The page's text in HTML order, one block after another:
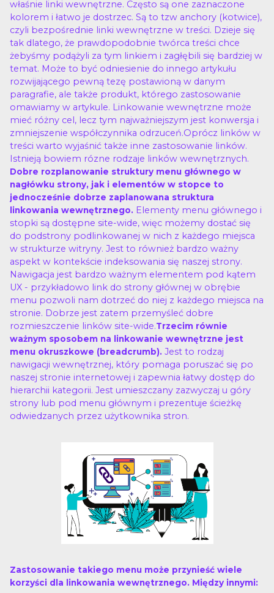
właśnie linki wewnętrzne. Często są one zaznaczone
kolorem i łatwo je dostrzec. Są to tzw anchory (kotwice),
czyli bezpośrednie linki wewnętrzne w treści. Dzieje się
tak dlatego, że prawdopodobnie twórca treści chce
żebyśmy podążyli za tym linkiem i zagłębili się bardziej w
temat. Może to być odniesienie do innego artykułu
rozwijającego pewną tezę postawioną w danym
paragrafie, ale także produkt, którego zastosowanie
omawiamy w artykule. Linkowanie wewnętrzne może
mieć różny cel, lecz tym najważniejszym jest konwersja i
zmniejszenie współczynnika odrzuceń.Oprócz linków w
treści warto wyjaśnić także inne zastosowanie linków.
Istnieją bowiem rózne rodzaje linków wewnętrznych.
Dobre rozplanowanie struktury menu głównego w
nagłówku strony, jak i elementów w stopce to
jednocześnie dobrze zaplanowana struktura
linkowania wewnętrznego. Elementy menu głównego i
stopki są dostępne site-wide, więc możemy dostać się
do podstrony podlinkowanej w nich z każdego miejsca
w strukturze witryny. Jest to również bardzo ważny
aspekt w kontekście indeksowania się naszej strony.
Nawigacja jest bardzo ważnym elementem pod kątem
UX - przykładowo link do strony głównej w obrębie
menu pozwoli nam dotrzeć do niej z każdego miejsca na
stronie. Dobrze jest zatem przemyśleć dobre
rozmieszczenie linków site-wide.Trzecim równie
ważnym sposobem na linkowanie wewnętrzne jest
menu okruszkowe (breadcrumb). Jest to rodzaj
nawigacji wewnętrznej, który pomaga poruszać się po
naszej stronie internetowej i zapewnia łatwy dostęp do
hierarchii kategorii. Jest umieszczany zazwyczaj u góry
strony lub pod menu głównym i prezentuje ścieżkę
odwiedzanych przez użytkownika stron.
Zastosowanie takiego menu może przynieść wiele
korzyści dla linkowania wewnętrznego. Między innymi: